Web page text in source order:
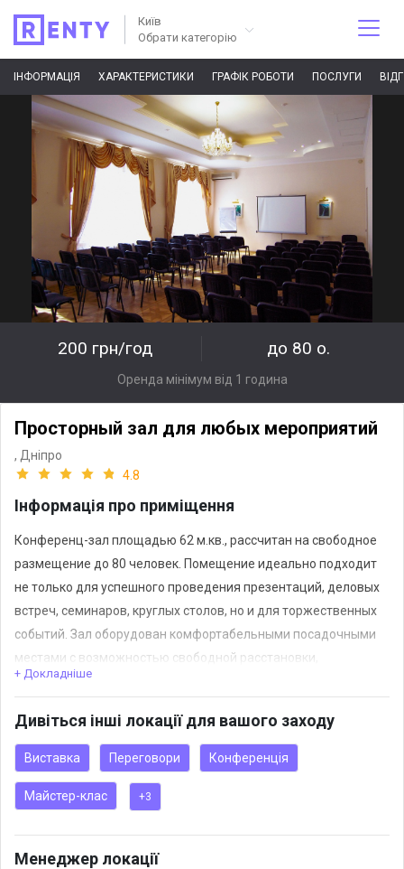
Київ
Обрати категорію
ІНФОРМАЦІЯ ХАРАКТЕРИСТИКИ ГРАФІК РОБОТИ ПОСЛУГИ
200 грн/год до 80 о.
Оренда мінімум від 1 година
Просторный зал для любых мероприятий
, Дніпро
4.8
Інформація про приміщення
Конференц-зал площадью 62 м.кв., рассчитан на свободное
размещение до 80 человек. Помещение идеально подходит
не только для успешного проведения презентаций, деловых
встреч, семинаров, круглых столов, но и для торжественных
событий. Зал оборудован комфортабельными посадочными
местами с возможностью свободной расстановки,
мобильным экраном,мультимедийным проектором,
системой кондиционирования. Атмосфера
доброжелательности и комфорта будет сопровождать Вас в
течение всего мероприятия
+ Докладніше
Дивіться інші локації для вашого заходу
Виставка Переговори Конференція
Майстер-клас +3
Менеджер локації